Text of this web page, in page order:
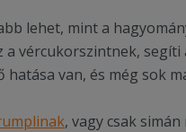
lehet, mint a
a vércukorszintnek,
van, és még sok
, vagy csak